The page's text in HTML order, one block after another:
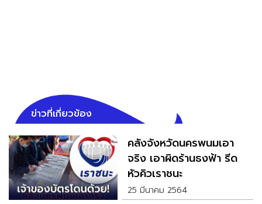
ข่าวที่เกี่ยวข้อง
คลังจังหวัดนครพนมเอา
จริง เอาผิดร้านธงฟ้า รีด
หัวคิวเราชนะ
25 มีนาคม 2564